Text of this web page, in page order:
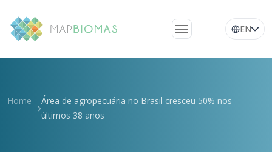
EN
Home
Área de agropecuária no Brasil cresceu 50% nos
últimos 38 anos